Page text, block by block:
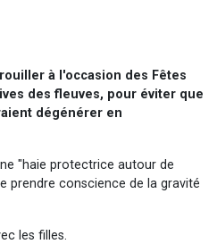
à l'occasion des Fêtes
des fleuves, pour éviter que
dégénérer en
"haie protectrice autour de
prendre conscience de la gravité
les filles.